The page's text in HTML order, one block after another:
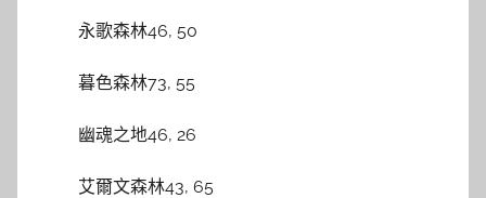
永歌森林46, 50
暮色森林73, 55
幽魂之地46, 26
艾爾文森林43, 65